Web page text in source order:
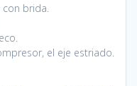
brida.
el eje estriado.